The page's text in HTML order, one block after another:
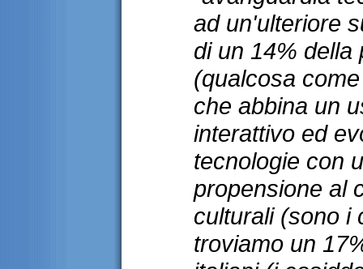
ad un'ulteriore
di un 14% della
(qualcosa
che abbina un
interattivo ed
tecnologie con
propensione al
culturali (sono i
troviamo un